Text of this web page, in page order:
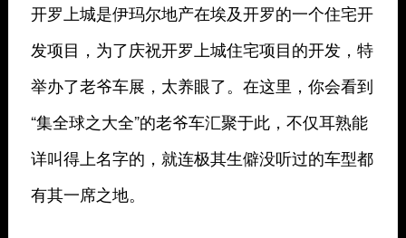
开罗上城是伊玛尔地产在埃及开罗的一个住宅开
发项目，为了庆祝开罗上城住宅项目的开发，特
举办了老爷车展，太养眼了。在这里，你会看到
“集全球之大全”的老爷车汇聚于此，不仅耳熟能
详叫得上名字的，就连极其生僻没听过的车型都
有其一席之地。